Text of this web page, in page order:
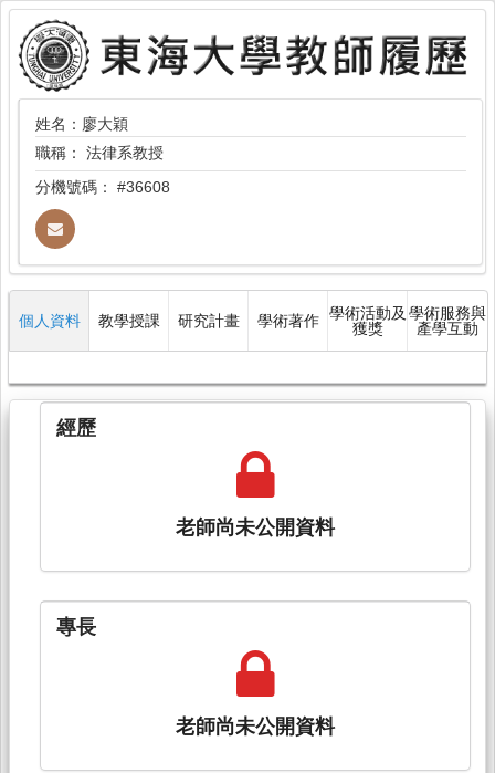
姓名：廖大穎
職稱： 法律系教授
分機號碼： #36608
個人資料 教學授課 研究計畫 學術著作 學術活動及
獲獎
學術服務與
產學互動
經歷
老師尚未公開資料
專長
老師尚未公開資料